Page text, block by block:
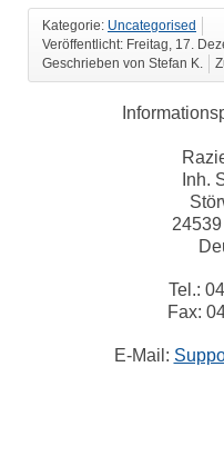
Kategorie: Uncategorised
Veröffentlicht: Freitag, 17.
Geschrieben von Stefan K.
Inh.
Tel.:
Fax:
E-Mail: